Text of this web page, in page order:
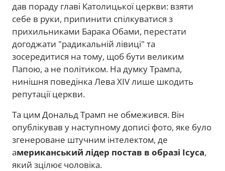
дав пораду главі Католицької церкви: взяти
себе в руки, припинити спілкуватися з
прихильниками Барака Обами, перестати
догоджати "радикальній лівиці" та
зосередитися на тому, щоб бути великим
Папою, а не політиком. На думку Трампа,
нинішня поведінка Лева XIV лише шкодить
репутації церкви.
Та цим Дональд Трамп не обмежився. Він
опублікував у наступному дописі фото, яке було
згенероване штучним інтелектом, де
американський лідер постав в образі Ісуса,
який зцілює чоловіка.